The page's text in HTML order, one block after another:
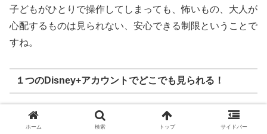
子どもがひとりで操作してしまっても、怖いもの、大人が
心配するものは見られない、安心できる制限ということで
すね。
１つのDisney+アカウントでどこでも見られる！
これまで使用可能だったデバイスに加え、Xbox、プレス
ホーム 検索 トップ サイドバー